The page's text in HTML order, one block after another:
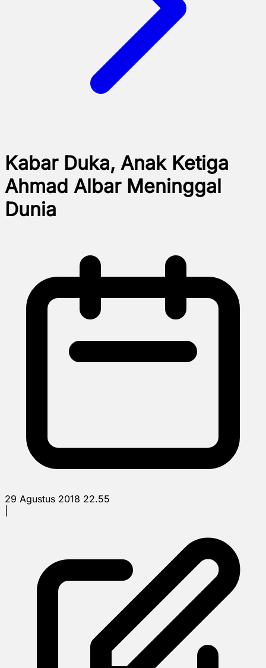
Kabar Duka, Anak Ketiga
Ahmad Albar Meninggal
Dunia
29 Agustus 2018 22.55